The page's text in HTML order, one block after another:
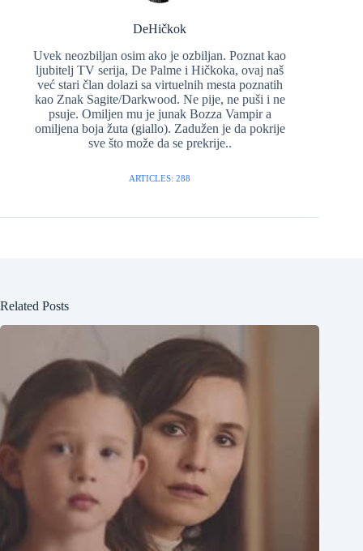
DeHičkok
Uvek neozbiljan osim ako je ozbiljan. Poznat kao
ljubitelj TV serija, De Palme i Hičkoka, ovaj naš
već stari član dolazi sa virtuelnih mesta poznatih
kao Znak Sagite/Darkwood. Ne pije, ne puši i ne
psuje. Omiljen mu je junak Bozza Vampir a
omiljena boja žuta (giallo). Zadužen je da pokrije
sve što može da se prekrije..
ARTICLES: 288
Related Posts